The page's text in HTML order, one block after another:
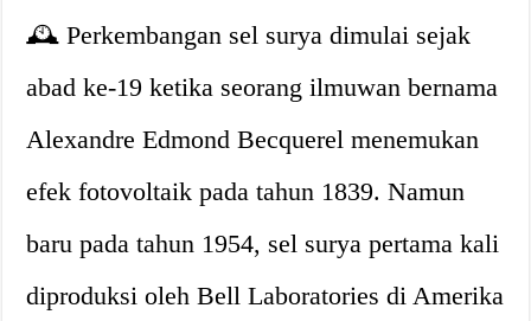
🕰️ Perkembangan sel surya dimulai sejak
abad ke-19 ketika seorang ilmuwan bernama
Alexandre Edmond Becquerel menemukan
efek fotovoltaik pada tahun 1839. Namun
baru pada tahun 1954, sel surya pertama kali
diproduksi oleh Bell Laboratories di Amerika